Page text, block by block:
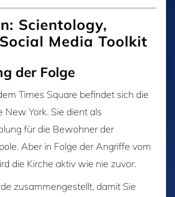
Scientology,
Media Toolkit
der Folge
Times Square befindet sich die
New York. Sie dient als
für die Bewohner der
Aber in Folge der Angriffe vom
die Kirche aktiv wie nie zuvor.
zusammengestellt, damit Sie